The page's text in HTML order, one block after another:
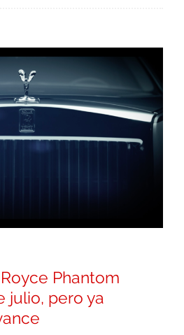
Phantom
julio, pero ya